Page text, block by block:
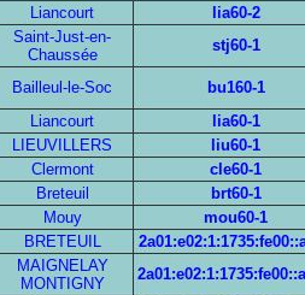
Liancourt
lia60-2
Saint-Just-en-
Chaussée
stj60-1
Bailleul-le-Soc
bu160-1
Liancourt
lia60-1
LIEUVILLERS
liu60-1
Clermont
cle60-1
Breteuil
brt60-1
Mouy
mou60-1
BRETEUIL
MAIGNELAY
MONTIGNY